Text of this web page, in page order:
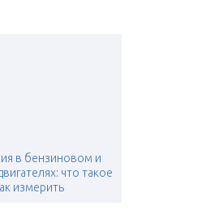
в бензиновом и
что такое
измерить